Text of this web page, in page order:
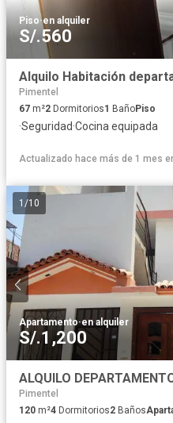
Piso·en alquiler
S/.560
Alquilo Habitación
Pimentel
67 m²2 Dormitorios1 BañoPiso
·Seguridad·Cocina equipada
Actualizado hace más de 1 mes
1 /10
Apartamento·en alquiler
S/.1,200
ALQUILO
Pimentel
120 m²4 Dormitorios2 Baños